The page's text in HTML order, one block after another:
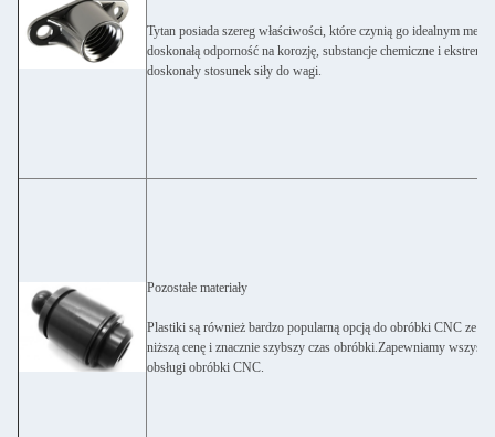
Tytan posiada szereg właściwości, które czynią go idealnym
doskonałą odporność na korozję, substancje chemiczne i
doskonały stosunek siły do wagi.
Pozostałe materiały
Plastiki są również bardzo popularną opcją do obróbki CNC ze
niższą cenę i znacznie szybszy czas obróbki.Zapewniamy
obsługi obróbki CNC.